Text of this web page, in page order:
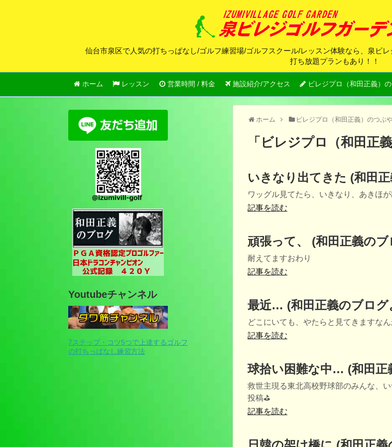
仙台市泉区で人気の打ちっぱなし/ゴルフ練習場/ゴルフスクール/レッスン体験なら、泉ビ
打ち放題プランもあり！！
ホーム レッスン 営業時間 / 料金 施設紹介/アクセス ビレジプロ（和田正義）
ホーム ビレジプロ（和田正義）のつぶ
「 ビレジプロ（和田正
いきなり出てきた (和田
ワッグル見てたら、いきなり、あきほ
記事を読む
頑張って、 (和田正義の
耐えてますおわり
記事を読む
最近… (和田正義のブログ
どこにいても、やたらと見てきますな
記事を読む
球拾い困難な中… (和田正
救世主現る東北高校野球部のみんな、
投稿⛳️
記事を読む
Youtubeチャンネル
7ステップ・コツ5つで上達するゴルフ
の打ちっぱなし練習方法